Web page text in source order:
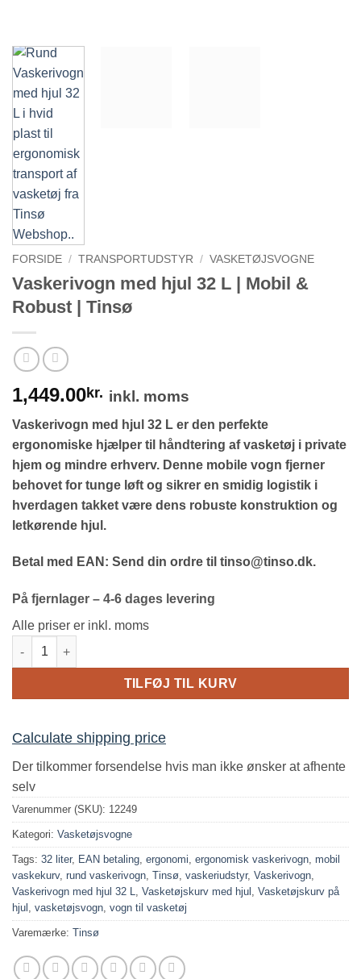
FORSIDE / TRANSPORTUDSTYR / VASKETØJSVOGNE
Vaskerivogn med hjul 32 L | Mobil &
Robust | Tinsø
1,449.00kr. inkl. moms
Vaskerivogn med hjul 32 L er den perfekte
ergonomiske hjælper til håndtering af vasketøj i private
hjem og mindre erhverv. Denne mobile vogn fjerner
behovet for tunge løft og sikrer en smidig logistik i
hverdagen takket være dens robuste konstruktion og
letkørende hjul.
Betal med EAN: Send din ordre til tinso@tinso.dk.
På fjernlager – 4-6 dages levering
Alle priser er inkl. moms
Vaskerivogn med hjul 32 L | Mobil & Robust | Tinsø antal
TILFØJ TIL KURV
Calculate shipping price
Der tilkommer forsendelse hvis man ikke ønsker at afhente
selv
Varenummer (SKU): 12249
Kategori: Vasketøjsvogne
Tags: 32 liter, EAN betaling, ergonomi, ergonomisk vaskerivogn, mobil
vaskekurv, rund vaskerivogn, Tinsø, vaskeriudstyr, Vaskerivogn,
Vaskerivogn med hjul 32 L, Vasketøjskurv med hjul , Vasketøjskurv på
hjul , vasketøjsvogn, vogn til vasketøj
Varemærke: Tinsø